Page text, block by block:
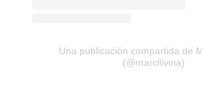
Una publicación compartida de
(@marcllivina)